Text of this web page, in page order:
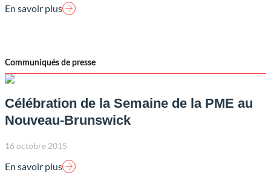
En savoir plus
Communiqués de presse
Célébration de la Semaine de la PME au
Nouveau-Brunswick
16 octobre 2015
En savoir plus